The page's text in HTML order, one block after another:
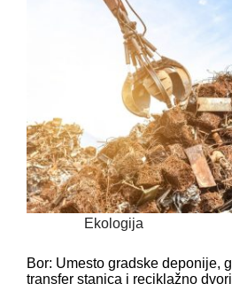
Ekologija
Bor: Umesto gradske deponije,
transfer stanica i reciklažno